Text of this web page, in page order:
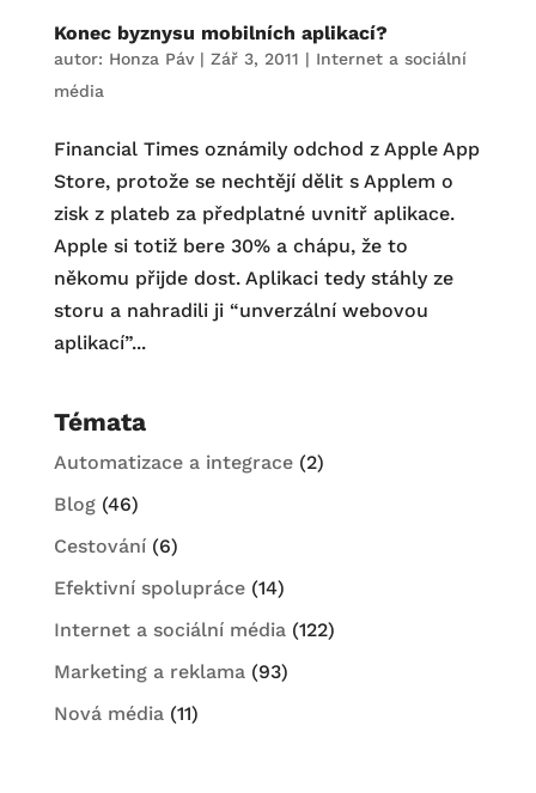
Konec byznysu mobilních aplikací?
autor: Honza Páv| Zář 3, 2011 | Internet a sociální
média
Financial Times oznámily odchod z Apple App
Store, protože se nechtějí dělit s Applem o
zisk z plateb za předplatné uvnitř aplikace.
Apple si totiž bere 30% a chápu, že to
někomu přijde dost. Aplikaci tedy stáhly ze
storu a nahradili ji “unverzální webovou
aplikací”...
Témata
Automatizace a integrace(2)
Blog(46)
Cestování(6)
Efektivní spolupráce(14)
Internet a sociální média(122)
Marketing a reklama(93)
Nová média(11)